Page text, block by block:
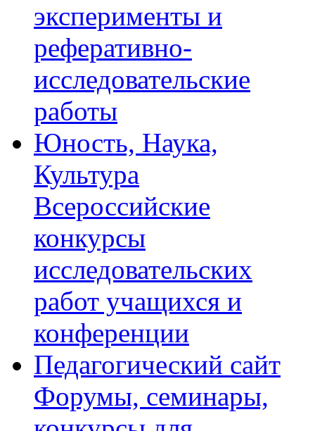
эксперименты и
реферативно-
исследовательские
работы
Юность, Наука,
Культура
Всероссийские
конкурсы
исследовательских
работ учащихся и
конференции
Педагогический сайт
Форумы, семинары,